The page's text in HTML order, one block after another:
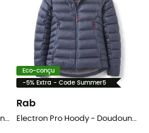
Microlighter Jacket - Doudoune homme
Eco-conçu
-5% Extra - Code Summer5
Rab
Electron Pro Hoody - Doudoune femme